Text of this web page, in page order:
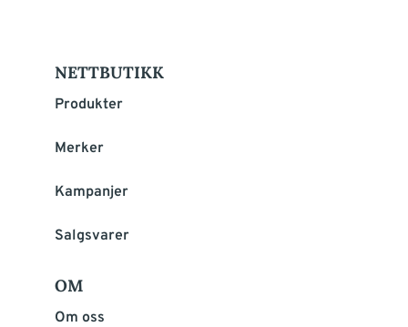
NETTBUTIKK
Produkter
Merker
Kampanjer
Salgsvarer
OM
Om oss